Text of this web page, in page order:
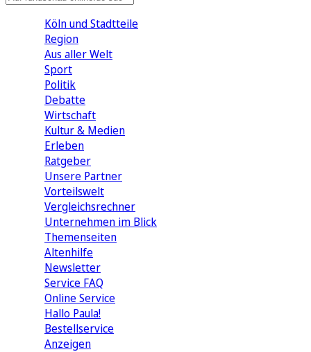
Köln und Stadtteile
Region
Aus aller Welt
Sport
Politik
Debatte
Wirtschaft
Kultur & Medien
Erleben
Ratgeber
Unsere Partner
Vorteilswelt
Vergleichsrechner
Unternehmen im Blick
Themenseiten
Altenhilfe
Newsletter
Service FAQ
Online Service
Hallo Paula!
Bestellservice
Anzeigen